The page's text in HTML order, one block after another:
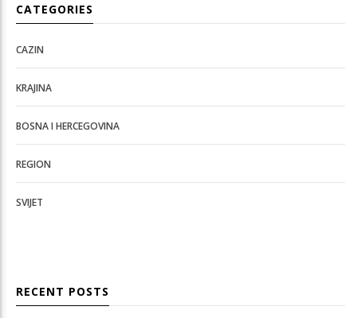
CATEGORIES
CAZIN
KRAJINA
BOSNA I HERCEGOVINA
REGION
SVIJET
RECENT POSTS